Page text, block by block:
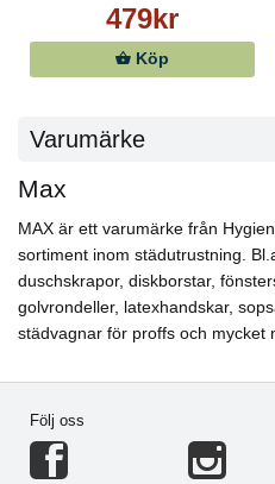
479kr
Köp
Varumärke
Max
MAX är ett varumärke från
sortiment inom städutrustning.
duschskrapor, diskborstar,
golvrondeller, latexhandskar,
städvagnar för proffs och mycket
Följ oss